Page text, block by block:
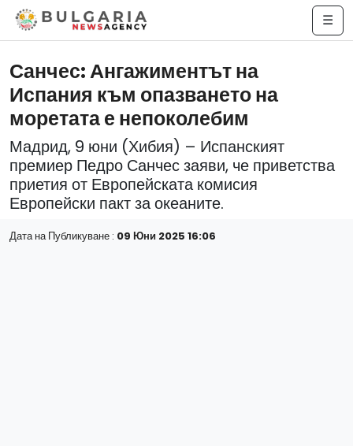
☰
Санчес: Ангажиментът на
Испания към опазването на
моретата е непоколебим
Мадрид, 9 юни (Хибия) – Испанският
премиер Педро Санчес заяви, че приветства
приетия от Европейската комисия
Европейски пакт за океаните.
Дата на Публикуване : 09 Юни 2025 16:06